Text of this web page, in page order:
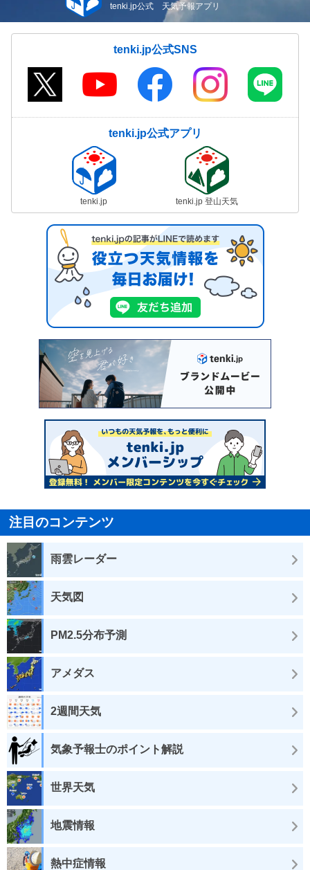
tenki.jp公式 天気予報アプリ
tenki.jp公式SNS
tenki.jp公式アプリ
tenki.jp tenki.jp 登山天気
注目のコンテンツ
雨雲レーダー
天気図
PM2.5分布予測
アメダス
2週間天気
気象予報士のポイント解説
世界天気
地震情報
熱中症情報